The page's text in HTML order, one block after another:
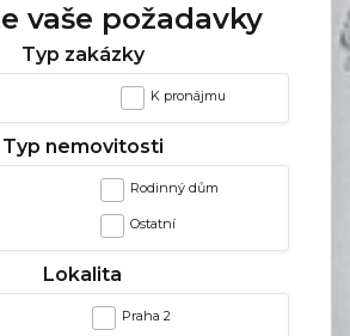
vaše požadavky
Typ zakázky
K pronájmu
Typ nemovitosti
Rodinný dům
Ostatní
Lokalita
Praha 2